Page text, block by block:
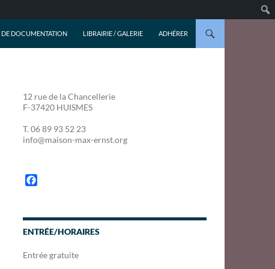
DE DOCUMENTATION LIBRAIRIE / GALERIE ADHÉRER
12 rue de la Chancellerie
F-37420 HUISMES
T. 06 89 93 52 23
info@maison-max-ernst.org
e
b
o
ENTRÉE/HORAIRES
Entrée gratuite